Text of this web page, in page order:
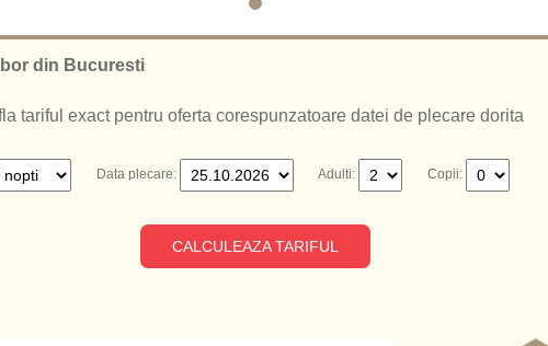
din Bucuresti
tariful exact pentru oferta corespunzatoare datei de plecare dorita
Data plecare: Adulti: Copii:
CALCULEAZA TARIFUL